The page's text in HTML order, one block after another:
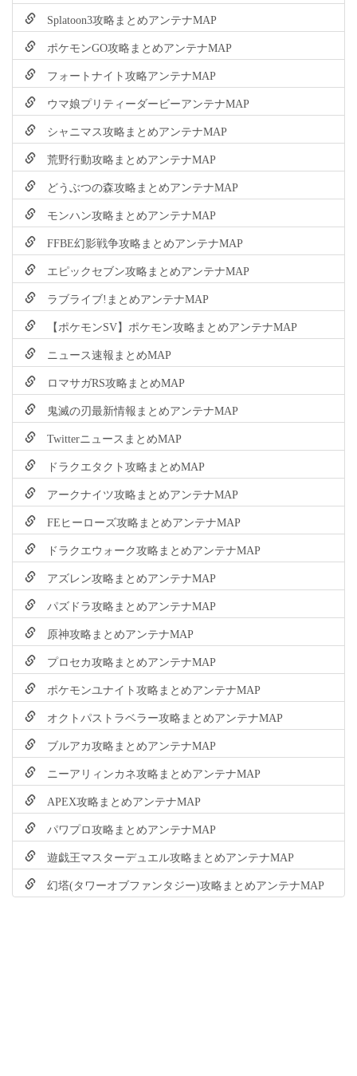
Splatoon3攻略まとめアンテナMAP
ポケモンGO攻略まとめアンテナMAP
フォートナイト攻略アンテナMAP
ウマ娘プリティーダービーアンテナMAP
シャニマス攻略まとめアンテナMAP
荒野行動攻略まとめアンテナMAP
どうぶつの森攻略まとめアンテナMAP
モンハン攻略まとめアンテナMAP
FFBE幻影戦争攻略まとめアンテナMAP
エピックセブン攻略まとめアンテナMAP
ラブライブ!まとめアンテナMAP
【ポケモンSV】ポケモン攻略まとめアンテナMAP
ニュース速報まとめMAP
ロマサガRS攻略まとめMAP
鬼滅の刃最新情報まとめアンテナMAP
TwitterニュースまとめMAP
ドラクエタクト攻略まとめMAP
アークナイツ攻略まとめアンテナMAP
FEヒーローズ攻略まとめアンテナMAP
ドラクエウォーク攻略まとめアンテナMAP
アズレン攻略まとめアンテナMAP
パズドラ攻略まとめアンテナMAP
原神攻略まとめアンテナMAP
プロセカ攻略まとめアンテナMAP
ポケモンユナイト攻略まとめアンテナMAP
オクトパストラベラー攻略まとめアンテナMAP
ブルアカ攻略まとめアンテナMAP
ニーアリィンカネ攻略まとめアンテナMAP
APEX攻略まとめアンテナMAP
パワプロ攻略まとめアンテナMAP
遊戯王マスターデュエル攻略まとめアンテナMAP
幻塔(タワーオブファンタジー)攻略まとめアンテナMAP